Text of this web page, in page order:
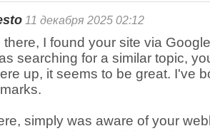
11 декабря 2025 02:12
there, I found your site via
searching for a similar topic,
up, it seems to be great. I've
simply was aware of your